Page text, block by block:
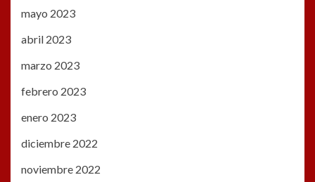
mayo 2023
abril 2023
marzo 2023
febrero 2023
enero 2023
diciembre 2022
noviembre 2022